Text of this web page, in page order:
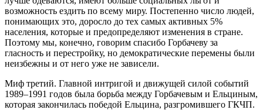
возможность ездить по всему миру. Постепенно число людей,
понимающих это, доросло до тех самых активных 5%
населения, которые и предопределяют изменения в стране.
Поэтому мы, конечно, говорим спасибо Горбачеву за
гласность и перестройку, но демократические перемены были
неизбежны и от него уже не зависели.
Миф третий. Главной интригой и движущей силой событий
1989–1991 годов была борьба между Горбачевым и Ельциным,
которая закончилась победой Ельцина, разгромившего ГКЧП.